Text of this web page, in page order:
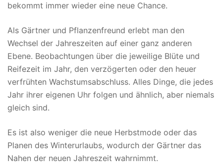
bekommt immer wieder eine neue Chance.
Als Gärtner und Pflanzenfreund erlebt man den
Wechsel der Jahreszeiten auf einer ganz anderen
Ebene. Beobachtungen über die jeweilige Blüte und
Reifezeit im Jahr, den verzögerten oder den heuer
verfrühten Wachstumsabschluss. Alles Dinge, die jedes
Jahr ihrer eigenen Uhr folgen und ähnlich, aber niemals
gleich sind.
Es ist also weniger die neue Herbstmode oder das
Planen des Winterurlaubs, wodurch der Gärtner das
Nahen der neuen Jahreszeit wahrnimmt.